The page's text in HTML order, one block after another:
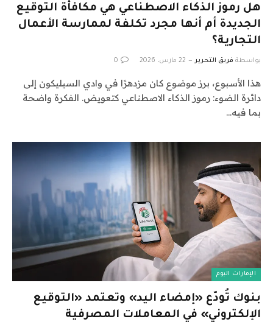
هل رموز الذكاء الاصطناعي هي مكافأة التوقيع
الجديدة أم أنها مجرد تكلفة لممارسة الأعمال
التجارية؟
بواسطة فريق التحرير 22 مارس، 2026 0
هذا الأسبوع، برز موضوع كان مزدهرًا في وادي السيليكون إلى
دائرة الضوء: رموز الذكاء الاصطناعي كتعويض. الفكرة واضحة
بما فيه…
الإمارات اليوم
بنوك تُودّع «إمضاء اليد» وتعتمد «التوقيع
الإلكتروني» في المعاملات المصرفية